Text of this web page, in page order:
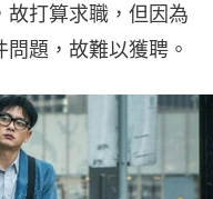
故打算求職，但因為
題，故難以獲聘。